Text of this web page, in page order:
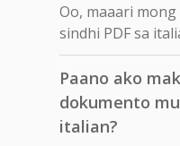
Oo, maaari
sindhi PDF sa
Paano ako
dokumento
italian?